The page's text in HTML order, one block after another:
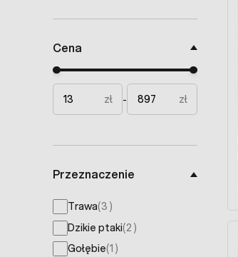
Cena
Minimal price
Maximum price
zł
- zł
Przeznaczenie
Trawa(3 products available
)
Dzikie ptaki(2 products available
)
Gołębie(1 products available
)